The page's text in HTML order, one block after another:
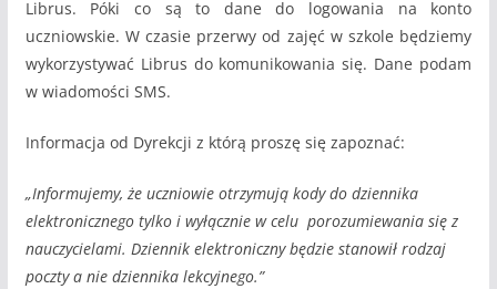
Librus. Póki co są to dane do logowania na konto
uczniowskie. W czasie przerwy od zajęć w szkole będziemy
wykorzystywać Librus do komunikowania się. Dane podam
w wiadomości SMS.
Informacja od Dyrekcji z którą proszę się zapoznać:
„Informujemy, że uczniowie otrzymują kody do dziennika
elektronicznego tylko i wyłącznie w celu porozumiewania się z
nauczycielami. Dziennik elektroniczny będzie stanowił rodzaj
poczty a nie dziennika lekcyjnego.”